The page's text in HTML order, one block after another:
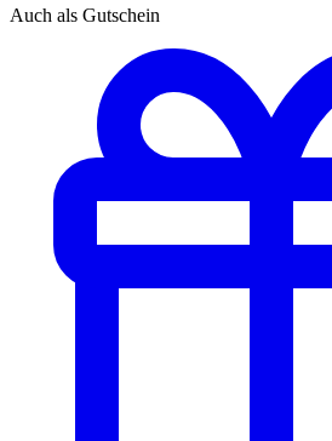
Auch als Gutschein